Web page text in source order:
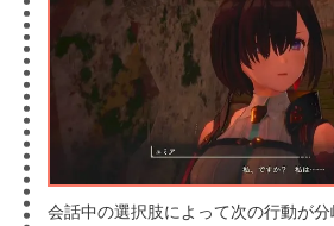
会話中の選択肢によって次の行動が